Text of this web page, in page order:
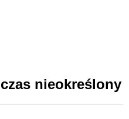
nieokreślony